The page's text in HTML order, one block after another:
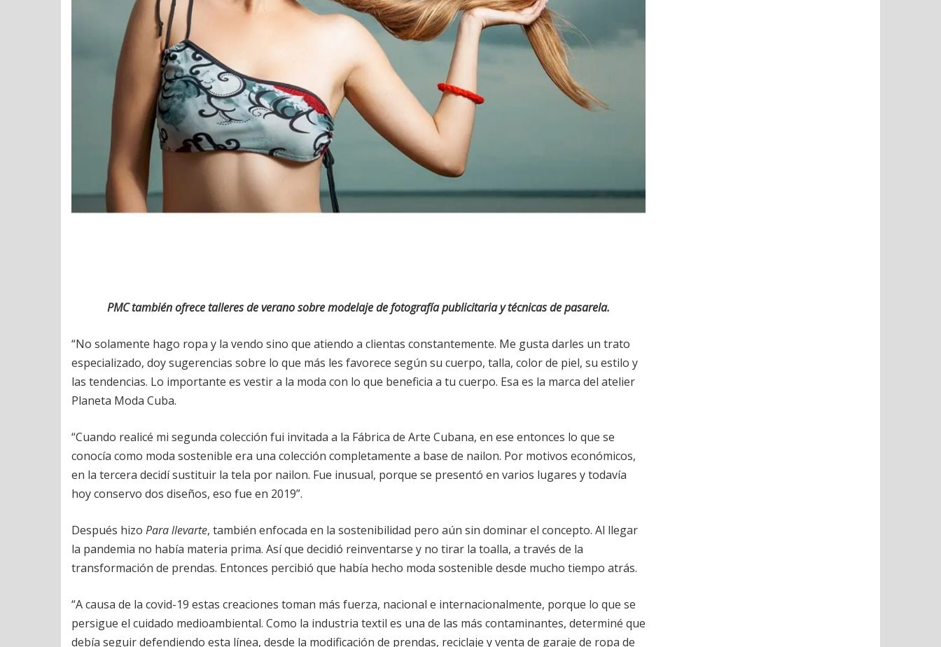
PMC también ofrece talleres de verano sobre modelaje de fotografía publicitaria y técnicas de pasarela.
“No solamente hago ropa y la vendo sino que atiendo a clientas constantemente. Me gusta darles un trato
especializado, doy sugerencias sobre lo que más les favorece según su cuerpo, talla, color de piel, su estilo y
las tendencias. Lo importante es vestir a la moda con lo que beneficia a tu cuerpo. Esa es la marca del atelier
Planeta Moda Cuba.
“Cuando realicé mi segunda colección fui invitada a la Fábrica de Arte Cubana, en ese entonces lo que se
conocía como moda sostenible era una colección completamente a base de nailon. Por motivos económicos,
en la tercera decidí sustituir la tela por nailon. Fue inusual, porque se presentó en varios lugares y todavía
hoy conservo dos diseños, eso fue en 2019”.
Después hizo Para llevarte, también enfocada en la sostenibilidad pero aún sin dominar el concepto. Al llegar
la pandemia no había materia prima. Así que decidió reinventarse y no tirar la toalla, a través de la
transformación de prendas. Entonces percibió que había hecho moda sostenible desde mucho tiempo atrás.
“A causa de la covid-19 estas creaciones toman más fuerza, nacional e internacionalmente, porque lo que se
persigue el cuidado medioambiental. Como la industria textil es una de las más contaminantes, determiné que
debía seguir defendiendo esta línea, desde la modificación de prendas, reciclaje y venta de garaje de ropa de